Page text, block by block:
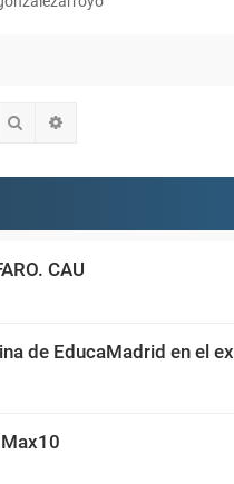
Buscar
CAU
de EducaMadrid en el